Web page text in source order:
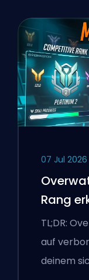
07 Jul 2026
Rang
TL;DR:
auf
deinem